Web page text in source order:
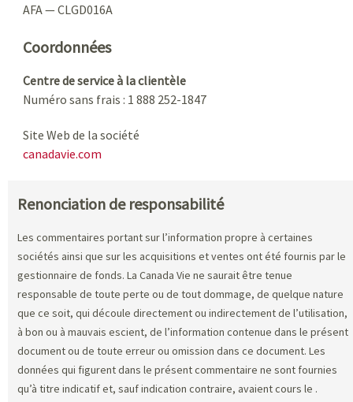
AFA — CLGD016A
Coordonnées
Centre de service à la clientèle
Numéro sans frais : 1 888 252-1847
Site Web de la société
canadavie.com
Renonciation de responsabilité
Les commentaires portant sur l’information propre à certaines
sociétés ainsi que sur les acquisitions et ventes ont été fournis par le
gestionnaire de fonds. La Canada Vie ne saurait être tenue
responsable de toute perte ou de tout dommage, de quelque nature
que ce soit, qui découle directement ou indirectement de l’utilisation,
à bon ou à mauvais escient, de l’information contenue dans le présent
document ou de toute erreur ou omission dans ce document. Les
données qui figurent dans le présent commentaire ne sont fournies
qu’à titre indicatif et, sauf indication contraire, avaient cours le .